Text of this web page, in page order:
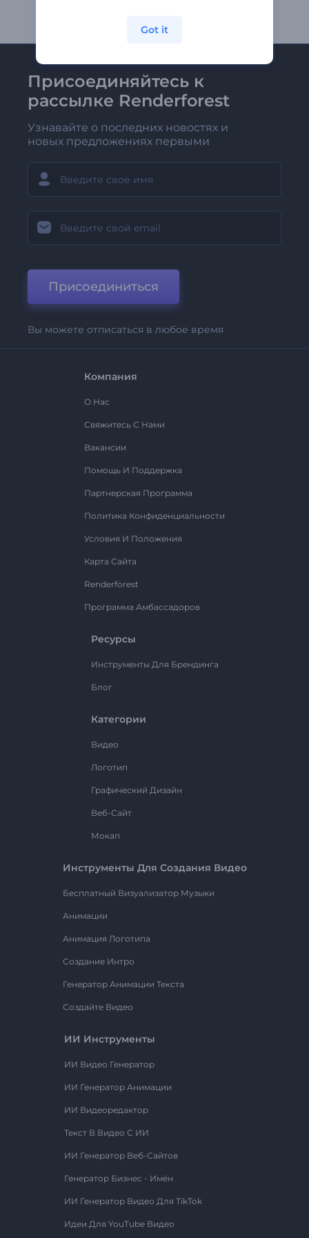
Присоединяйтесь к
рассылке Renderforest
Узнавайте о последних новостях и
новых предложениях первыми
Присоединиться
Вы можете отписаться в любое время
Компания
О Нас
Свяжитесь С Нами
Вакансии
Помощь И Поддержка
Партнерская Программа
Политика Конфиденциальности
Условия И Положения
Карта Сайта
Renderforest
Программа Амбассадоров
Ресурсы
Инструменты Для Брендинга
Блог
Категории
Видео
Логотип
Графический Дизайн
Веб-Сайт
Мокап
Инструменты Для Создания Видео
Бесплатный Визуализатор Музыки
Анимации
Анимация Логотипа
Создание Интро
Генератор Анимации Текста
Создайте Видео
ИИ Инструменты
ИИ Видео Генератор
ИИ Генератор Анимации
ИИ Видеоредактор
Текст В Видео С ИИ
ИИ Генератор Веб-Сайтов
Генератор Бизнес - Имён
ИИ Генератор Видео Для TikTok
Идеи Для YouTube Видео
Got it